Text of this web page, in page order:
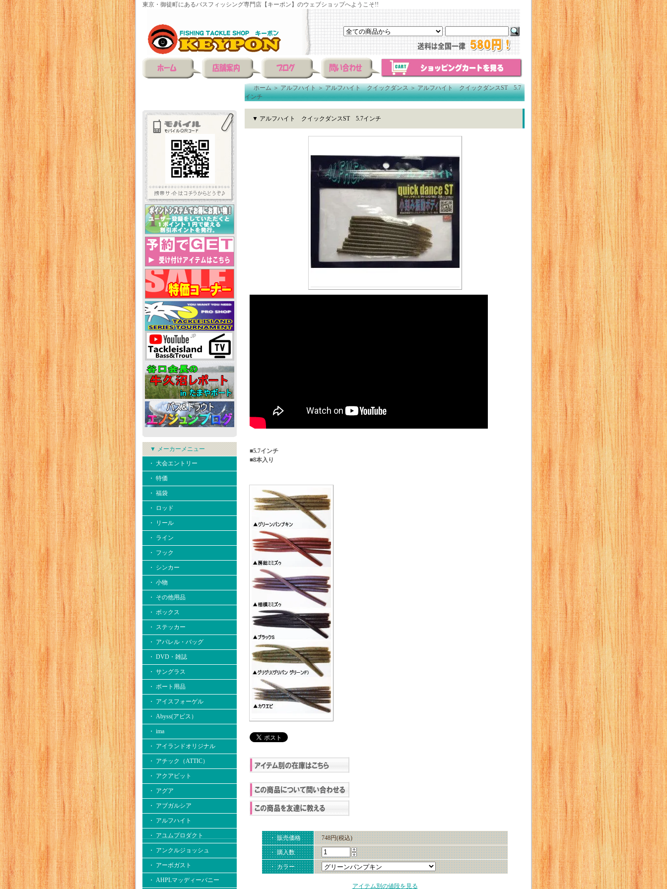
東京・御徒町にあるバスフィッシング専門店【キーポン】のウェブショップへようこそ!!
▼ メーカーメニュー
・ 大会エントリー
・ 特価
・ 福袋
・ ロッド
・ リール
・ ライン
・ フック
・ シンカー
・ 小物
・ その他用品
・ ボックス
・ ステッカー
・ アパレル・バッグ
・ DVD・雑誌
・ サングラス
・ ボート用品
・ アイスフォーゲル
・ Abyss(アビス）
・ ima
・ アイランドオリジナル
・ アチック（ATTIC）
・ アクアビット
・ アグア
・ アブガルシア
・ アルフハイト
・ アユムプロダクト
・ アンクルジョッシュ
・ アーボガスト
・ AHPLマッディーバニー
ホーム＞アルフハイト＞アルフハイト クイックダンス＞アルフハイト クイックダンスST 5.7
インチ
▼ アルフハイト クイックダンスST 5.7インチ
■5.7インチ
■8本入り
・ 販売価格 748円(税込)
・ 購入数
・ カラー
アイテム別の値段を見る